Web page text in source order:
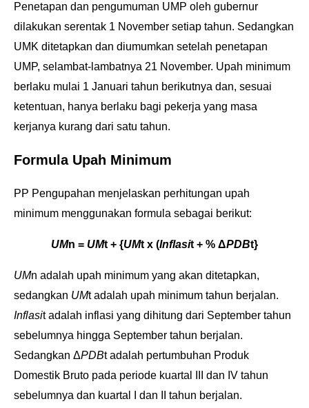
Penetapan dan pengumuman UMP oleh gubernur
dilakukan serentak 1 November setiap tahun. Sedangkan
UMK ditetapkan dan diumumkan setelah penetapan
UMP, selambat-lambatnya 21 November. Upah minimum
berlaku mulai 1 Januari tahun berikutnya dan, sesuai
ketentuan, hanya berlaku bagi pekerja yang masa
kerjanya kurang dari satu tahun.
Formula Upah Minimum
PP Pengupahan menjelaskan perhitungan upah
minimum menggunakan formula sebagai berikut:
UMn = UMt + {UMt x (Inflasit + % ΔPDBt}
UMn adalah upah minimum yang akan ditetapkan,
sedangkan UMt adalah upah minimum tahun berjalan.
Inflasit adalah inflasi yang dihitung dari September tahun
sebelumnya hingga September tahun berjalan.
Sedangkan ΔPDBt adalah pertumbuhan Produk
Domestik Bruto pada periode kuartal III dan IV tahun
sebelumnya dan kuartal I dan II tahun berjalan.